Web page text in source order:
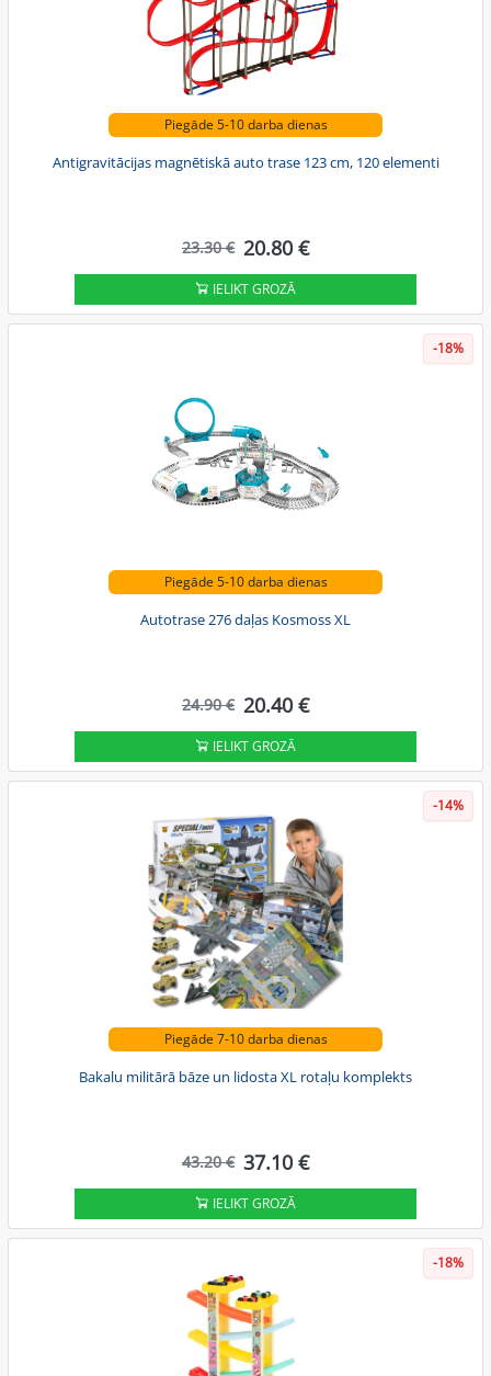
Piegāde 5-10 darba dienas
Antigravitācijas magnētiskā auto trase 123 cm, 120 elementi
23.30 € 20.80 €
IELIKT GROZĀ
-18%
Piegāde 5-10 darba dienas
Autotrase 276 daļas Kosmoss XL
24.90 € 20.40 €
IELIKT GROZĀ
-14%
Piegāde 7-10 darba dienas
Bakalu militārā bāze un lidosta XL rotaļu komplekts
43.20 € 37.10 €
IELIKT GROZĀ
-18%